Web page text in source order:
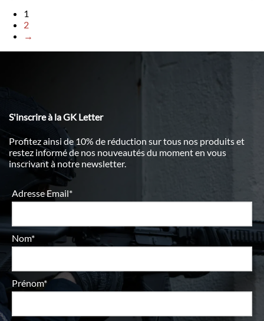
1
2
→
S'inscrire à la GK Letter
Profitez ainsi de 10% de réduction sur tous nos produits et
restez informé de nos nouveautés du moment en vous
inscrivant à notre newsletter.
Adresse Email*
Nom*
Prénom*